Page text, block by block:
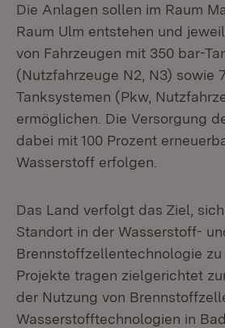
Die Anlagen sollen im Raum
Raum Ulm entstehen und
von Fahrzeugen mit 350 bar-
(Nutzfahrzeuge N2, N3) sowie
Tanksystemen (Pkw,
ermöglichen. Die Versorgung
dabei mit 100 Prozent
Wasserstoff erfolgen.
Das Land verfolgt das Ziel,
Standort in der Wasserstoff-
Brennstoffzellentechnologie
Projekte tragen zielgerichtet
der Nutzung von
Wasserstofftechnologien in